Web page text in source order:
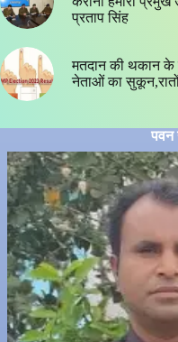
प्रताप सिंह
मतदान की थकान के
नेताओं का
पवन